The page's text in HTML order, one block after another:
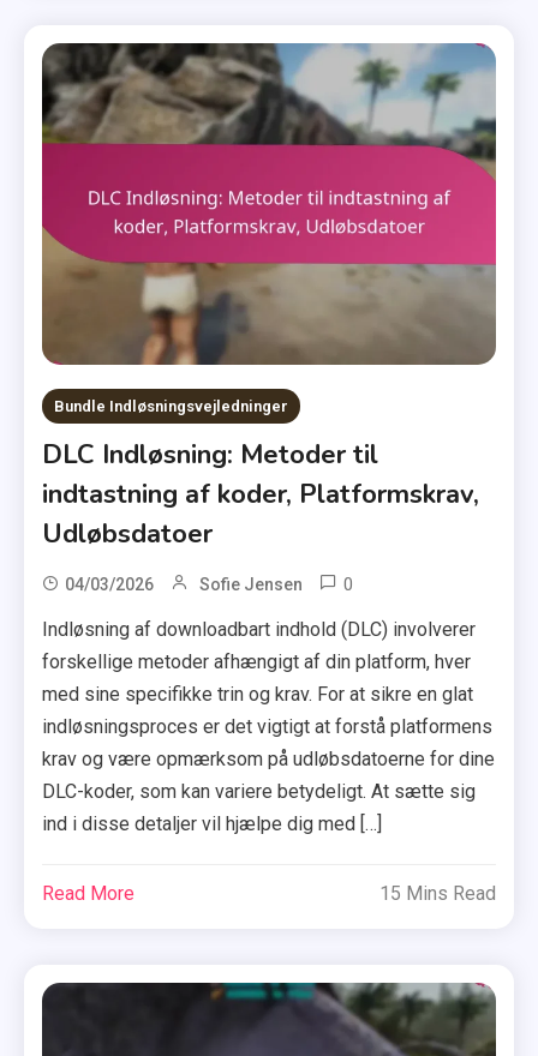
Bundle Indløsningsvejledninger
DLC Indløsning: Metoder til
indtastning af koder, Platformskrav,
Udløbsdatoer
04/03/2026 Sofie Jensen 0
Indløsning af downloadbart indhold (DLC) involverer
forskellige metoder afhængigt af din platform, hver
med sine specifikke trin og krav. For at sikre en glat
indløsningsproces er det vigtigt at forstå platformens
krav og være opmærksom på udløbsdatoerne for dine
DLC-koder, som kan variere betydeligt. At sætte sig
ind i disse detaljer vil hjælpe dig med […]
Read More 15 Mins Read